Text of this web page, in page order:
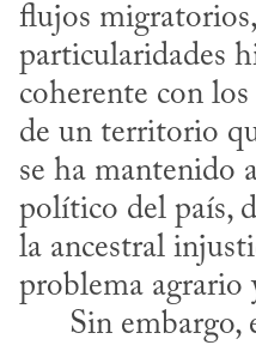
flujos
particularidades
coherente con
de un territorio
se ha mantenido
político del país,
la ancestral
problema agrario